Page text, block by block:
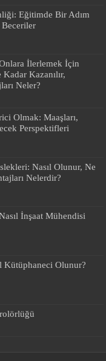
Eğitimde Bir Adım
İlerlemek İçin
Kazanılır,
Neler?
Olmak: Maaşları,
Perspektifleri
Nasıl Olunur, Ne
Nelerdir?
İnşaat Mühendisi
Kütüphaneci Olunur?